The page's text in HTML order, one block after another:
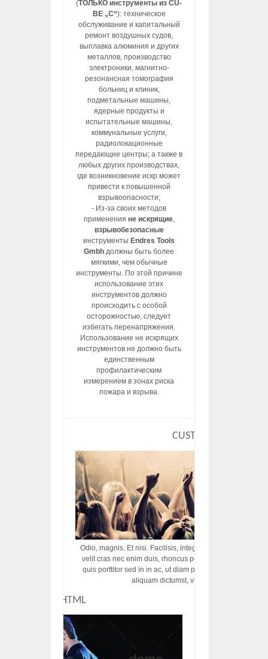
(ТОЛЬКО инструменты из CU-
BE „C“): техническое
обслуживание и капитальный
ремонт воздушных судов,
выплавка алюминия и других
металлов, производство
электроники, магнитно-
резонансная томография
больниц и клиник,
подметальные машины,
ядерные продукты и
испытательные машины,
коммунальные услуги,
радиолокационные
передающие центры; а также в
любых других производствах,
где возникновение искр может
привести к повышенной
взрывоопасности;
- Из-за своих методов
применения не искрящие,
взрывобезопасные
инструменты Endres Tools
Gmbh должны быть более
мягкими, чем обычные
инструменты. По этой причине
использование этих
инструментов должно
происходить с особой
осторожностью, следует
избегать перенапряжения.
Использование не искрящих
инструментов не должно быть
единственным
профилактическим
измерением в зонах риска
пожара и взрыва.
CUSTOM HTML
Odio, magnis. Et nisi. Facilisis, integer! Risus augue! Non
velit cras nec enim duis, rhoncus porttitor ac vut rhoncus
quis porttitor sed in in ac, ut diam porttitor odio nunc
aliquam dictumst, vel amet tincidunt
CUSTOM HTML